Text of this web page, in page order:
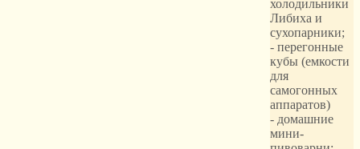
холодильники
Либиха и
сухопарники;
- перегонные
кубы (емкости
для
самогонных
аппаратов)
- домашние
мини-